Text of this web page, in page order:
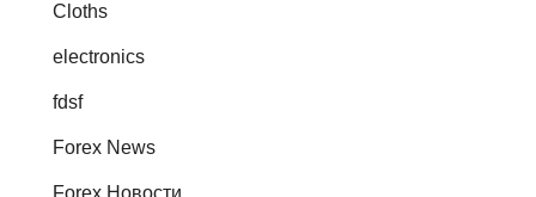
Cloths
electronics
fdsf
Forex News
Forex Новости